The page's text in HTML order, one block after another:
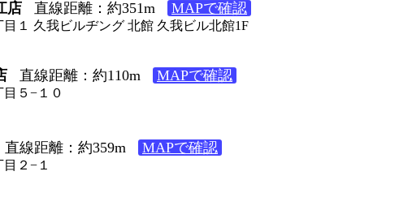
店 直線距離：約351m MAPで確認
１ 久我ビルヂング 北館 久我ビル北館1F
直線距離：約110m MAPで確認
目５−１０
直線距離：約359m MAPで確認
２−１